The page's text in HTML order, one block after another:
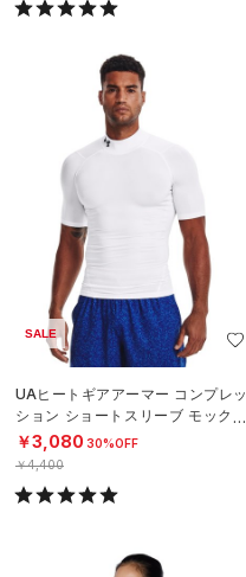
SALE
UAヒートギアアーマー コンプレッ
ション ショートスリーブ モックネ
ック シャツ（トレーニング/MEN）
￥3,080 30%OFF
￥4,400